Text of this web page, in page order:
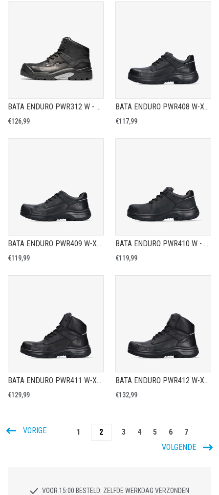
BATA ENDURO PWR312 W - VEILIGHEIDSSCHOEN S3
€126,99
BATA ENDURO PWR408 W-XW - VEILIGHEIDSSCHOEN S3
€117,99
BATA ENDURO PWR409 W-XW-XXW - VEILIGHEIDSSCHOEN S3
€119,99
BATA ENDURO PWR410 W - VEILIGHEIDSSCHOEN S3
€119,99
BATA ENDURO PWR411 W-XW - VEILIGHEIDSSCHOEN S3
€129,99
BATA ENDURO PWR412 W-XW-XXW - VEILIGHEIDSSCHOEN S3
€132,99
VORIGE 1 2 3 4 5 6
7
VOLGENDE
VOOR 15:00 BESTELD: ZELFDE WERKDAG VERZONDEN